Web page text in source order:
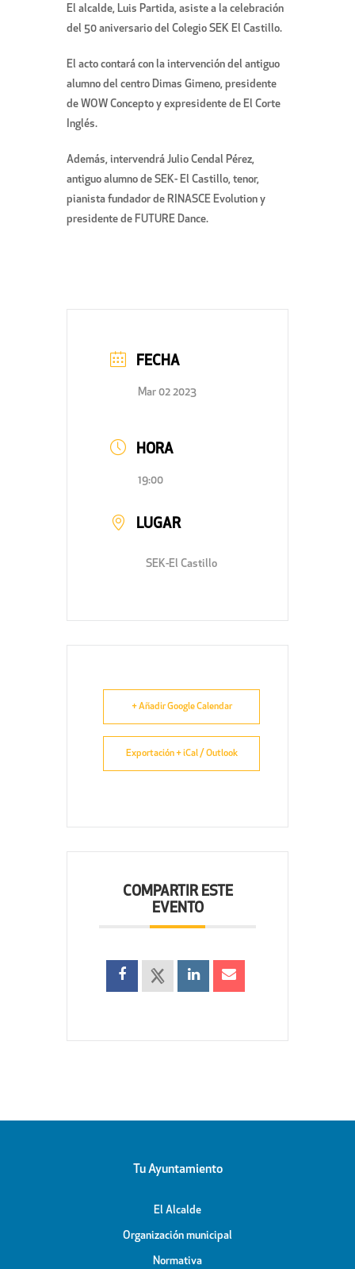
El alcalde, Luis Partida, asiste a la celebración
del 50 aniversario del Colegio SEK El Castillo.
El acto contará con la intervención del antiguo
alumno del centro Dimas Gimeno, presidente
de WOW Concepto y expresidente de El Corte
Inglés.
Además, intervendrá Julio Cendal Pérez,
antiguo alumno de SEK- El Castillo, tenor,
pianista fundador de RINASCE Evolution y
presidente de FUTURE Dance.
FECHA
Mar 02 2023
HORA
19:00
LUGAR
SEK-El Castillo
+ Añadir Google Calendar
Exportación + iCal / Outlook
COMPARTIR ESTE
EVENTO
Tu Ayuntamiento
El Alcalde
Organización municipal
Normativa